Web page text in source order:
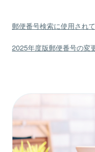
郵便番号検索に使用され
2025年度版郵便番号の変